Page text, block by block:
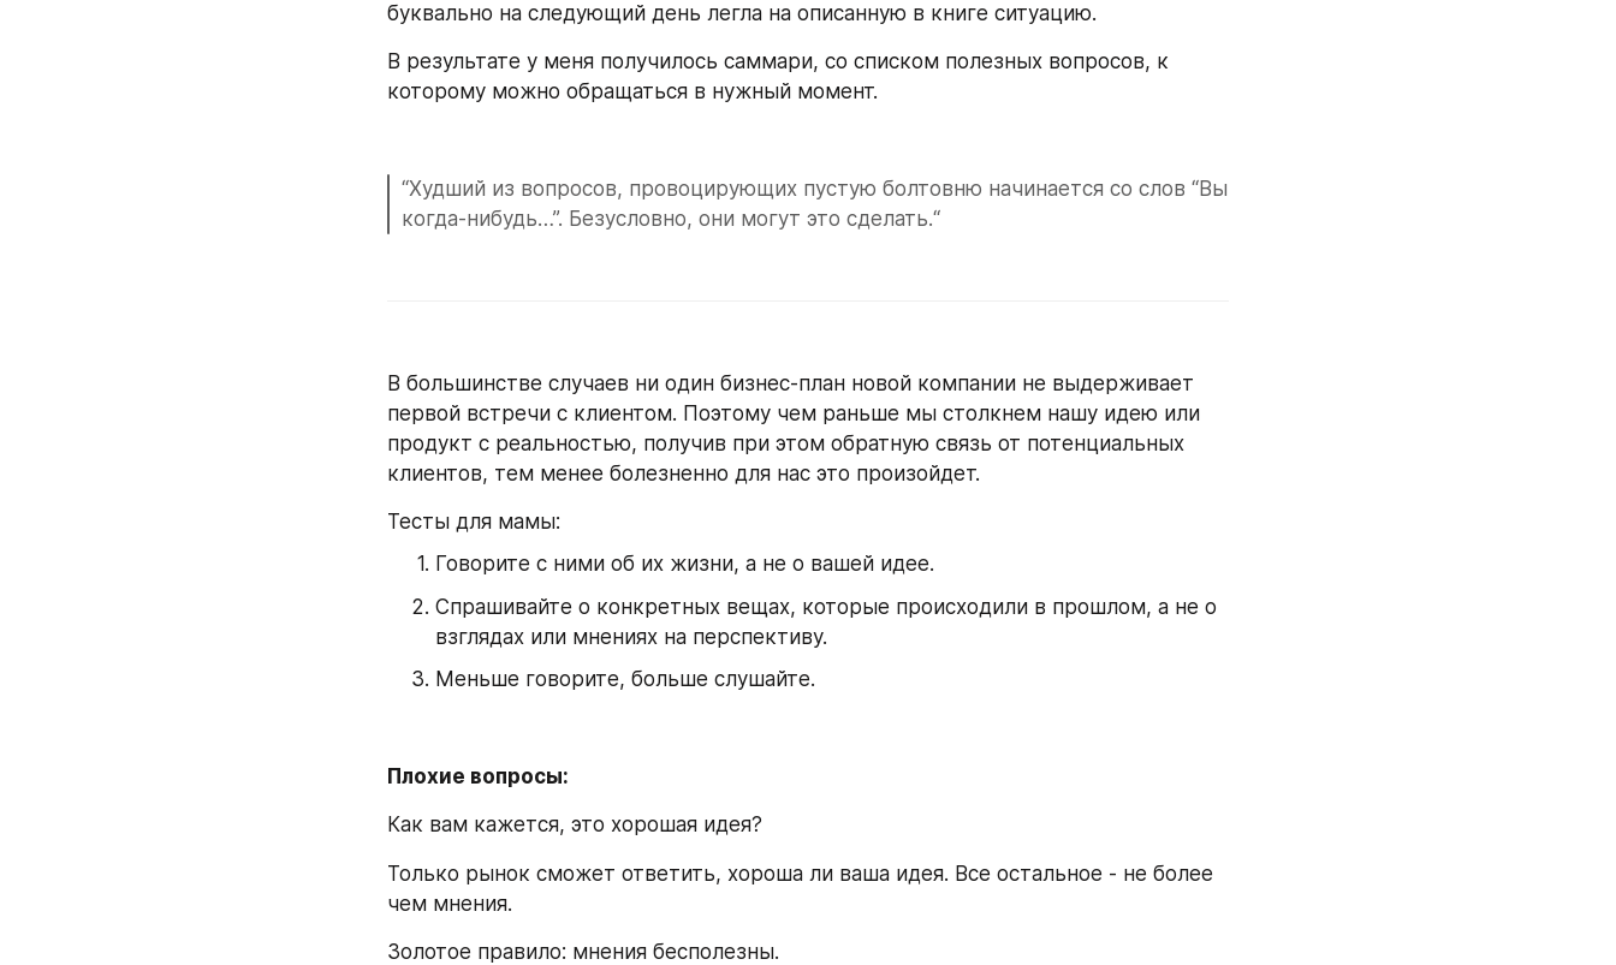
буквально на следующий день легла на описанную в книге ситуацию.
В результате у меня получилось саммари, со списком полезных вопросов, к
которому можно обращаться в нужный момент.
“Худший из вопросов, провоцирующих пустую болтовню начинается со слов “Вы
когда-нибудь…”. Безусловно, они могут это сделать.“
В большинстве случаев ни один бизнес-план новой компании не выдерживает
первой встречи с клиентом. Поэтому чем раньше мы столкнем нашу идею или
продукт с реальностью, получив при этом обратную связь от потенциальных
клиентов, тем менее болезненно для нас это произойдет.
Тесты для мамы:
Говорите с ними об их жизни, а не о вашей идее.
Спрашивайте о конкретных вещах, которые происходили в прошлом, а не о
взглядах или мнениях на перспективу.
Меньше говорите, больше слушайте.
Плохие вопросы:
Как вам кажется, это хорошая идея?
Только рынок сможет ответить, хороша ли ваша идея. Все остальное - не более
чем мнения.
Золотое правило: мнения бесполезны.